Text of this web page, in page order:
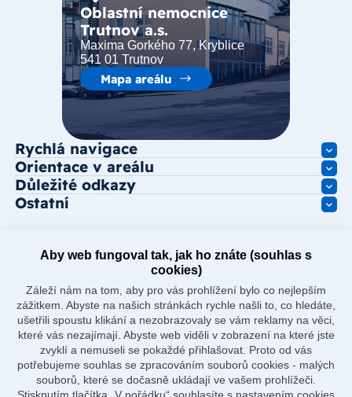
Oblastní nemocnice
Trutnov a.s.
Maxima Gorkého 77, Kryblice
541 01 Trutnov
Mapa areálu
Rychlá navigace
Orientace v areálu
Důležité odkazy
Ostatní
Aby web fungoval tak, jak ho znáte (souhlas s
cookies)
Záleží nám na tom, aby pro vás prohlížení bylo co nejlepším
zážitkem. Abyste na našich stránkách rychle našli to, co hledáte,
ušetřili spoustu klikání a nezobrazovaly se vám reklamy na věci,
které vás nezajímají. Abyste web viděli v zobrazení na které jste
zvyklí a nemuseli se pokaždé přihlašovat. Proto od vás
potřebujeme souhlas se zpracováním souborů cookies - malých
souborů, které se dočasně ukládají ve vašem prohlížeči.